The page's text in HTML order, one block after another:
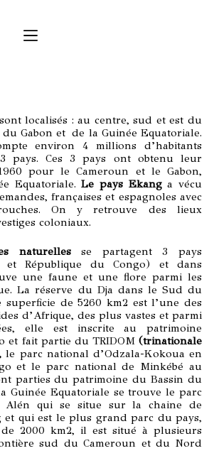
sont localisés : au centre, sud et est du
Gabon et de la Guinée Equatoriale.
environ 4 millions d’habitants
pays. Ces 3 pays ont obtenu leur
pour le Cameroun et le Gabon,
Equatoriale.Le pays Ekanga vécu
françaises et espagnoles avec
On y retrouve des lieux
coloniaux.
naturellesse partagent 3 pays
et République du Congo) et dans
une faune et une flore parmi les
La réserve du Dja dans le Sud du
superficie de 5260 km2 est l’une des
d’Afrique, des plus vastes et parmi
elle est inscrite au patrimoine
et fait partie du TRIDOM (trinationale
le parc national d’Odzala-Kokoua en
et le parc national de Minkébé au
parties du patrimoine du Bassin du
Guinée Equatoriale se trouve le parc
Alén qui se situe sur la chaine de
et qui est le plus grand parc du pays,
2000 km2, il est situé à plusieurs
sud du Cameroun et du Nord